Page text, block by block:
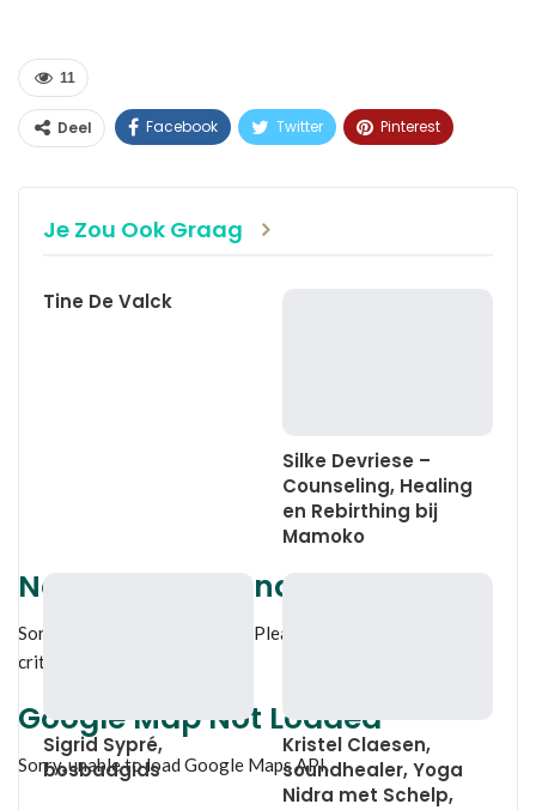
No Records Found
Sorry, no records were found. Please adjust your search
criteria and try again.
Google Map Not Loaded
Sorry, unable to load Google Maps API.
11
Deel Facebook Twitter Pinterest
Je Zou Ook Graag
Tine De Valck
Silke Devriese –
Counseling, Healing
en Rebirthing bij
Mamoko
Sigrid Sypré,
bosbadgids
Kristel Claesen,
soundhealer, Yoga
Nidra met Schelp,